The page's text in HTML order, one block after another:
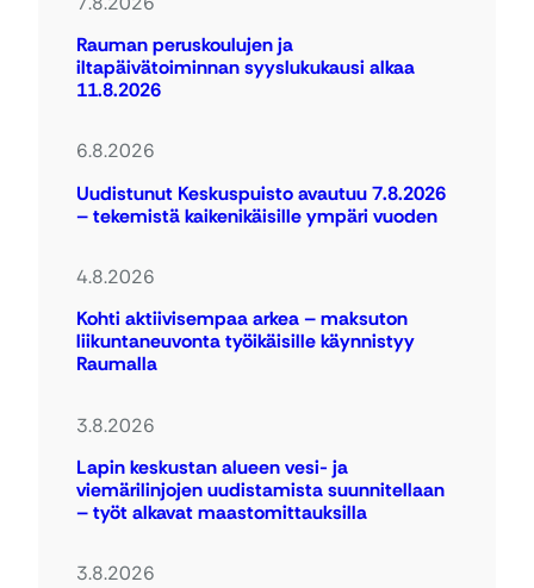
Rauman peruskoulujen ja
iltapäivätoiminnan syyslukukausi alkaa
11.8.2026
6.8.2026
Uudistunut Keskuspuisto avautuu 7.8.2026
– tekemistä kaikenikäisille ympäri vuoden
4.8.2026
Kohti aktiivisempaa arkea – maksuton
liikuntaneuvonta työikäisille käynnistyy
Raumalla
3.8.2026
Lapin keskustan alueen vesi- ja
viemärilinjojen uudistamista suunnitellaan
– työt alkavat maastomittauksilla
3.8.2026